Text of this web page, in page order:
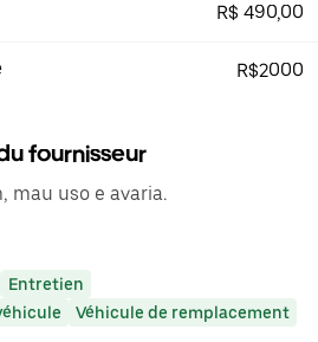
R$ 490,00
R$2000
fournisseur
mau uso e avaria.
Entretien
Véhicule de remplacement